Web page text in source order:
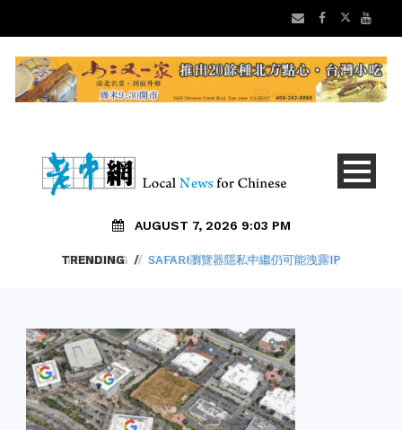
AUGUST 7, 2026 9:03 PM
TRENDING / SAFARI瀏覽器隱私中繼仍可能洩露IP